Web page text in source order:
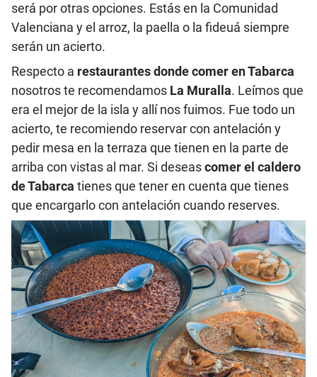
será por otras opciones. Estás en la Comunidad
Valenciana y el arroz, la paella o la fideuá siempre
serán un acierto.
Respecto a restaurantes donde comer en Tabarca
nosotros te recomendamos La Muralla. Leímos que
era el mejor de la isla y allí nos fuimos. Fue todo un
acierto, te recomiendo reservar con antelación y
pedir mesa en la terraza que tienen en la parte de
arriba con vistas al mar. Si deseascomer el caldero
de Tabarca tienes que tener en cuenta que tienes
que encargarlo con antelación cuando reserves.